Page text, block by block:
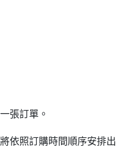
張訂單。
依照訂購時間順序安排出